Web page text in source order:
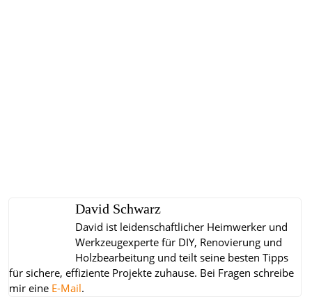
David Schwarz
David ist leidenschaftlicher Heimwerker und
Werkzeugexperte für DIY, Renovierung und
Holzbearbeitung und teilt seine besten Tipps
für sichere, effiziente Projekte zuhause. Bei Fragen schreibe
mir eine E-Mail.